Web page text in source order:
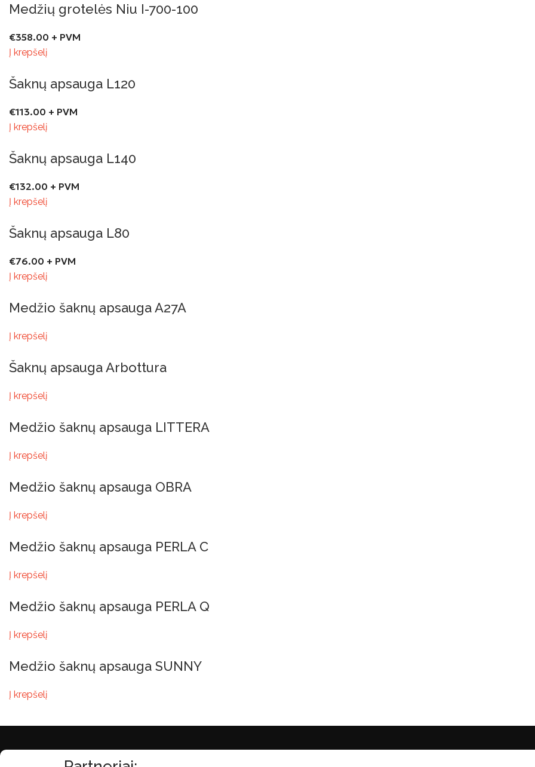
Medžių grotelės Niu I-700-100
€358.00 + PVM
Į krepšelį
Šaknų apsauga L120
€113.00 + PVM
Į krepšelį
Šaknų apsauga L140
€132.00 + PVM
Į krepšelį
Šaknų apsauga L80
€76.00 + PVM
Į krepšelį
Medžio šaknų apsauga A27A
Į krepšelį
Šaknų apsauga Arbottura
Į krepšelį
Medžio šaknų apsauga LITTERA
Į krepšelį
Medžio šaknų apsauga OBRA
Į krepšelį
Medžio šaknų apsauga PERLA C
Į krepšelį
Medžio šaknų apsauga PERLA Q
Į krepšelį
Medžio šaknų apsauga SUNNY
Į krepšelį